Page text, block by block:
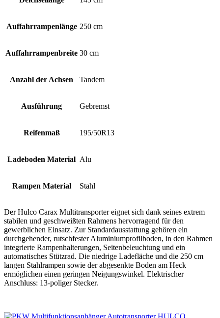
Auffahrrampenlänge 250 cm
Auffahrrampenbreite 30 cm
Anzahl der Achsen Tandem
Ausführung Gebremst
Reifenmaß 195/50R13
Ladeboden Material Alu
Rampen Material Stahl
Der Hulco Carax Multitransporter eignet sich dank seines extrem
stabilen und geschweißten Rahmens hervorragend für den
gewerblichen Einsatz. Zur Standardausstattung gehören ein
durchgehender, rutschfester Aluminiumprofilboden, in den Rahmen
integrierte Rampenhalterungen, Seitenbeleuchtung und ein
automatisches Stützrad. Die niedrige Ladefläche und die 250 cm
langen Stahlrampen sowie der abgesenkte Boden am Heck
ermöglichen einen geringen Neigungswinkel. Elektrischer
Anschluss: 13-poliger Stecker.